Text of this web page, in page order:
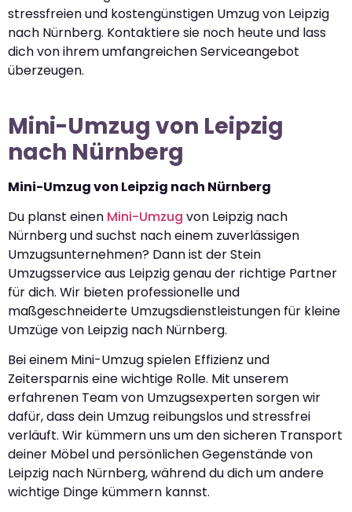
stressfreien und kostengünstigen Umzug von Leipzig
nach Nürnberg. Kontaktiere sie noch heute und lass
dich von ihrem umfangreichen Serviceangebot
überzeugen.
Mini-Umzug von Leipzig
nach Nürnberg
Mini-Umzug von Leipzig nach Nürnberg
Du planst einen Mini-Umzug von Leipzig nach
Nürnberg und suchst nach einem zuverlässigen
Umzugsunternehmen? Dann ist der Stein
Umzugsservice aus Leipzig genau der richtige Partner
für dich. Wir bieten professionelle und
maßgeschneiderte Umzugsdienstleistungen für kleine
Umzüge von Leipzig nach Nürnberg.
Bei einem Mini-Umzug spielen Effizienz und
Zeitersparnis eine wichtige Rolle. Mit unserem
erfahrenen Team von Umzugsexperten sorgen wir
dafür, dass dein Umzug reibungslos und stressfrei
verläuft. Wir kümmern uns um den sicheren Transport
deiner Möbel und persönlichen Gegenstände von
Leipzig nach Nürnberg, während du dich um andere
wichtige Dinge kümmern kannst.